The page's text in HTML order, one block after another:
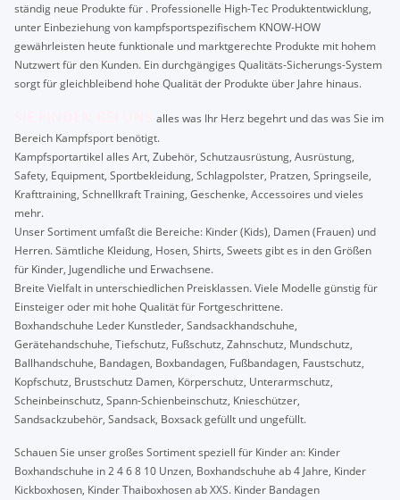
ständig neue Produkte für . Professionelle High-Tec Produktentwicklung,
unter Einbeziehung von kampfsportspezifischem KNOW-HOW
gewährleisten heute funktionale und marktgerechte Produkte mit hohem
Nutzwert für den Kunden. Ein durchgängiges Qualitäts-Sicherungs-System
sorgt für gleichbleibend hohe Qualität der Produkte über Jahre hinaus.
alles was Ihr Herz begehrt und das was Sie im
Bereich Kampfsport benötigt.
Kampfsportartikel alles Art, Zubehör, Schutzausrüstung, Ausrüstung,
Safety, Equipment, Sportbekleidung, Schlagpolster, Pratzen, Springseile,
Krafttraining, Schnellkraft Training, Geschenke, Accessoires und vieles
mehr.
Unser Sortiment umfaßt die Bereiche: Kinder (Kids), Damen (Frauen) und
Herren. Sämtliche Kleidung, Hosen, Shirts, Sweets gibt es in den Größen
für Kinder, Jugendliche und Erwachsene.
Breite Vielfalt in unterschiedlichen Preisklassen. Viele Modelle günstig für
Einsteiger oder mit hohe Qualität für Fortgeschrittene.
Boxhandschuhe Leder Kunstleder, Sandsackhandschuhe,
Gerätehandschuhe, Tiefschutz, Fußschutz, Zahnschutz, Mundschutz,
Ballhandschuhe, Bandagen, Boxbandagen, Fußbandagen, Faustschutz,
Kopfschutz, Brustschutz Damen, Körperschutz, Unterarmschutz,
Scheinbeinschutz, Spann-Schienbeinschutz, Knieschützer,
Sandsackzubehör, Sandsack, Boxsack gefüllt und ungefüllt.
Schauen Sie unser großes Sortiment speziell für Kinder an: Kinder
Boxhandschuhe in 2 4 6 8 10 Unzen, Boxhandschuhe ab 4 Jahre, Kinder
Kickboxhosen, Kinder Thaiboxhosen ab XXS. Kinder Bandagen